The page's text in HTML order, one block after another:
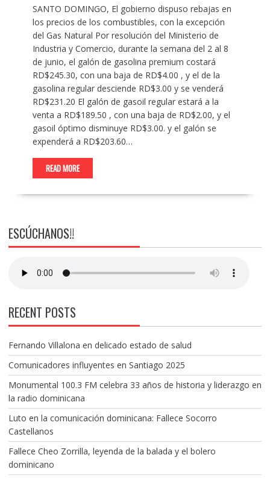
SANTO DOMINGO, El gobierno dispuso rebajas en
los precios de los combustibles, con la excepción
del Gas Natural Por resolución del Ministerio de
Industria y Comercio, durante la semana del 2 al 8
de junio, el galón de gasolina premium costará
RD$245.30, con una baja de RD$4.00 , y el de la
gasolina regular desciende RD$3.00 y se venderá
RD$231.20 El galón de gasoil regular estará a la
venta a RD$189.50 , con una baja de RD$2.00, y el
gasoil óptimo disminuye RD$3.00. y el galón se
expenderá a RD$203.60…
READ MORE
ESCÚCHANOS!!
RECENT POSTS
Fernando Villalona en delicado estado de salud
Comunicadores influyentes en Santiago 2025
Monumental 100.3 FM celebra 33 años de historia y liderazgo en
la radio dominicana
Luto en la comunicación dominicana: Fallece Socorro
Castellanos
Fallece Cheo Zorrilla, leyenda de la balada y el bolero
dominicano